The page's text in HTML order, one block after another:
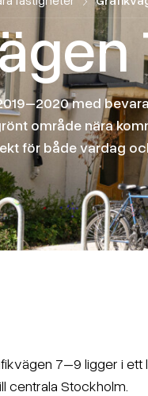
gen
med
område nära
för både vardag
7–9 ligger i
centrala Stockholm.